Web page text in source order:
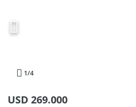
1/4
USD 269.000